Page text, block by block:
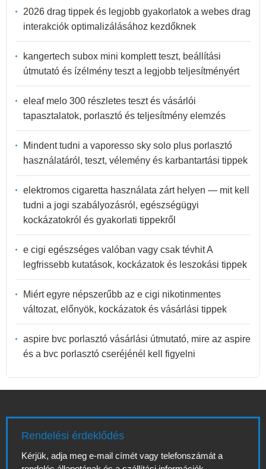
2026 drag tippek és legjobb gyakorlatok a webes drag
interakciók optimalizálásához kezdőknek
kangertech subox mini komplett teszt, beállítási
útmutató és ízélmény teszt a legjobb teljesítményért
eleaf melo 300 részletes teszt és vásárlói
tapasztalatok, porlasztó és teljesítmény elemzés
Mindent tudni a vaporesso sky solo plus porlasztó
használatáról, teszt, vélemény és karbantartási tippek
elektromos cigaretta használata zárt helyen — mit kell
tudni a jogi szabályozásról, egészségügyi
kockázatokról és gyakorlati tippekről
e cigi egészséges valóban vagy csak tévhit A
legfrissebb kutatások, kockázatok és leszokási tippek
Miért egyre népszerűbb az e cigi nikotinmentes
változat, előnyök, kockázatok és vásárlási tippek
aspire bvc porlasztó vásárlási útmutató, mire az aspire
és a bvc porlasztó cseréjénél kell figyelni
Rendelési érdeklődés
Kérjük, adja meg e-mail címét vagy telefonszámát a